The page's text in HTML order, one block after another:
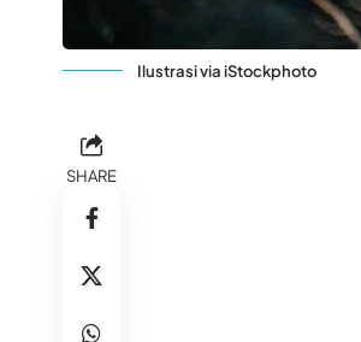
Ilustrasi via iStockphoto
SHARE